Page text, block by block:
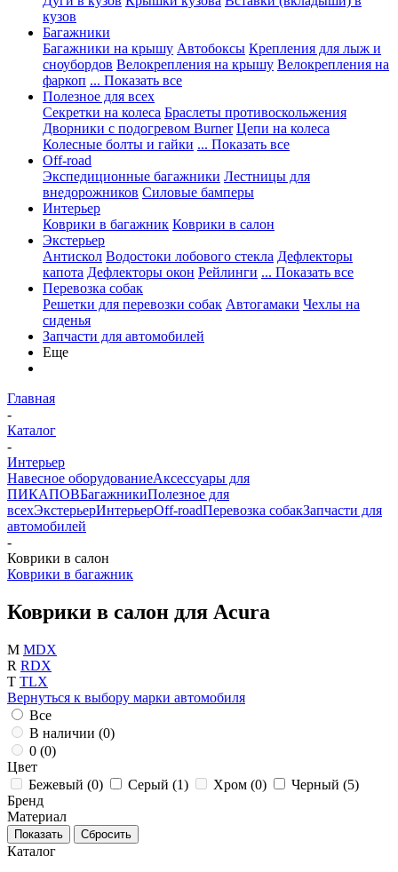
кузов
Багажники
Багажники на крышу Автобоксы Крепления для лыж и
сноубордов Велокрепления на крышу Велокрепления на
фаркоп ... Показать все
Полезное для всех
Секретки на колеса Браслеты противоскольжения
Дворники с подогревом Burner Цепи на колеса
Колесные болты и гайки ... Показать все
Off-road
Экспедиционные багажники Лестницы для
внедорожников Силовые бамперы
Интерьер
Коврики в багажник Коврики в салон
Экстерьер
Антискол Водостоки лобового стекла Дефлекторы
капота Дефлекторы окон Рейлинги ... Показать все
Перевозка собак
Решетки для перевозки собак Автогамаки Чехлы на
сиденья
Запчасти для автомобилей
Еще
Главная
-
Каталог
-
Интерьер
Навесное оборудованиеАксессуары для
ПИКАПОВБагажникиПолезное для
всехЭкстерьерИнтерьерOff-roadПеревозка собакЗапчасти для
автомобилей
-
Коврики в салон
Коврики в багажник
Коврики в салон для Acura
M MDX
R RDX
T TLX
Вернуться к выбору марки автомобиля
Все
В наличии (0)
0 (0)
Цвет
Бежевый (0) Серый (1) Хром (0) Черный (5)
Бренд
Материал
Каталог